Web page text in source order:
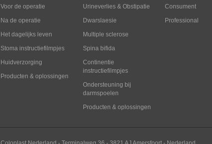
Voor de operatie
Na de operatie
Het dagelijks leven
Stoma instructiefilmpjes
Huidverzorging
Producten & oplossingen
Urineverlies& Obstipatie
Dwarslaesie
Multiple sclerose
Spina bifida
Continentie
instructiefilmpjes
Ondersteuning bij
darmspoelen
Producten & oplossingen
Consument
Professional